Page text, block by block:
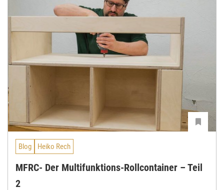
Blog Heiko Rech
MFRC- Der Multifunktions-Rollcontainer – Teil
2